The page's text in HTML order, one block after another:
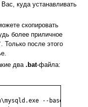
куда устанавливать
скопировать
более приличное
. Только после этого
два .bat-файла:
--basedir f:/